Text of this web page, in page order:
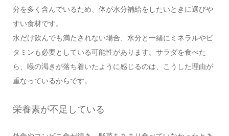
分を多く含んでいるため、体が水分補給をしたいときに選びや
すい食材です。
水だけ飲んでも満たされない場合、水分と一緒にミネラルやビ
タミンも必要としている可能性があります。サラダを食べた
ら、喉の渇きが落ち着いたように感じるのは、こうした理由が
重なっているからです。
栄養素が不足している